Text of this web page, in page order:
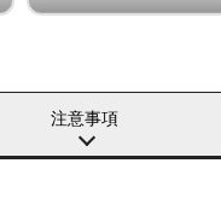
注意事項